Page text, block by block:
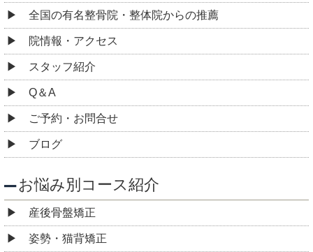
全国の有名整骨院・整体院からの推薦
院情報・アクセス
スタッフ紹介
Q＆A
ご予約・お問合せ
ブログ
お悩み別コース紹介
産後骨盤矯正
姿勢・猫背矯正